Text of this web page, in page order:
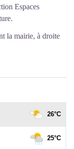
Espaces
la mairie, à droite